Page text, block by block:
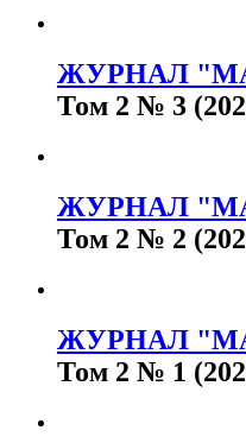
ЖУРНАЛ
Том 2 № 3
ЖУРНАЛ
Том 2 № 2
ЖУРНАЛ
Том 2 № 1